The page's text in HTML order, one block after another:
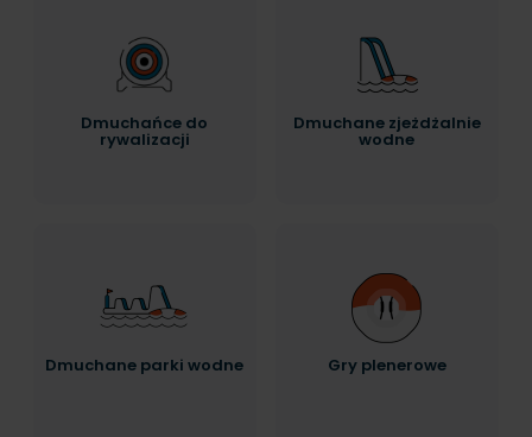
Dmuchańce do
rywalizacji
Dmuchane zjeżdżalnie
wodne
Dmuchane parki wodne Gry plenerowe